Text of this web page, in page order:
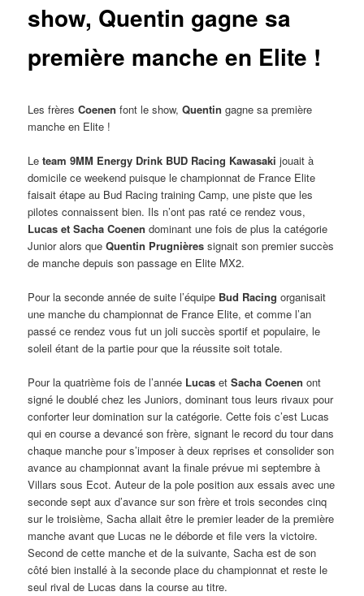
show, Quentin gagne sa
première manche en Elite !
Les frèresCoenenfont le show,Quentingagne sa première
manche en Elite !
Leteam 9MM Energy Drink BUD Racing Kawasaki jouait à
domicile ce weekend puisque le championnat de France Elite
faisait étape au Bud Racing training Camp, une piste que les
pilotes connaissent bien. Ils n’ont pas raté ce rendez vous,
Lucas et Sacha Coenen dominant une fois de plus la catégorie
Junior alors queQuentin Prugnières signait son premier succès
de manche depuis son passage en Elite MX2.
Pour la seconde année de suite l’équipe Bud Racing organisait
une manche du championnat de France Elite, et comme l’an
passé ce rendez vous fut un joli succès sportif et populaire, le
soleil étant de la partie pour que la réussite soit totale.
Pour la quatrième fois de l’année LucasetSacha Coenen ont
signé le doublé chez les Juniors, dominant tous leurs rivaux pour
conforter leur domination sur la catégorie. Cette fois c’est Lucas
qui en course a devancé son frère, signant le record du tour dans
chaque manche pour s’imposer à deux reprises et consolider son
avance au championnat avant la finale prévue mi septembre à
Villars sous Ecot. Auteur de la pole position aux essais avec une
seconde sept aux d’avance sur son frère et trois secondes cinq
sur le troisième, Sacha allait être le premier leader de la première
manche avant que Lucas ne le déborde et file vers la victoire.
Second de cette manche et de la suivante, Sacha est de son
côté bien installé à la seconde place du championnat et reste le
seul rival de Lucas dans la course au titre.